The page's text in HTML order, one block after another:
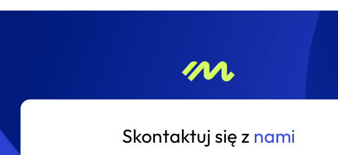
kontakt z klientem i pozwala skutecznie konkurować na
Skontaktuj się z nami